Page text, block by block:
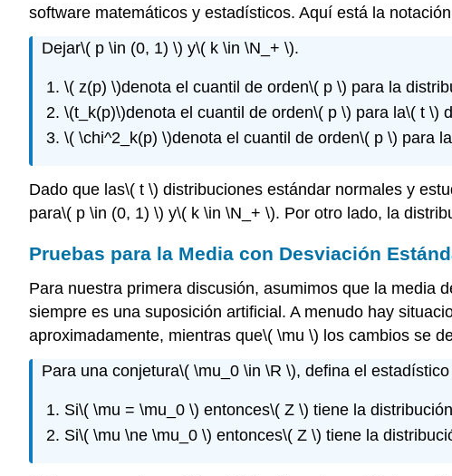
software matemáticos y estadísticos. Aquí está la
Dejar\( p \in (0, 1) \) y\( k \in \N_+ \).
\( z(p) \)denota el cuantil de orden\( p \) para la
\(t_k(p)\)denota el cuantil de orden\( p \) para la\( t \)
\( \chi^2_k(p) \)denota el cuantil de orden\( p \) para
Dado que las\( t \) distribuciones estándar normales y
para\( p \in (0, 1) \) y\( k \in \N_+ \). Por otro lado, la
Pruebas para la Media con Desviación
Para nuestra primera discusión, asumimos que la media
siempre es una suposición artificial. A menudo hay
aproximadamente, mientras que\( \mu \) los cambios se
Para una conjetura\( \mu_0 \in \R \), defina el
Si\( \mu = \mu_0 \) entonces\( Z \) tiene la
Si\( \mu \ne \mu_0 \) entonces\( Z \) tiene la